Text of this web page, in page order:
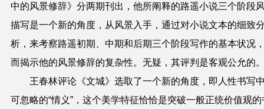
中的风景修辞》分两期刊出，他所阐释的路遥小说三个阶段
描写是一个新的角度，从风景入手，通过对小说文本的细致
析，来考察路遥初期、中期和后期三个阶段写作的基本状况
而揭示他的风景修辞的复杂性。无疑，其评判是客观公允的
王春林评论《文城》选取了一个新的角度，即人性书写
可忽略的“情义”，这个美学特征恰恰是突破一般正统价值观的